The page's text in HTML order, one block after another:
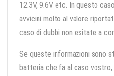
12.3V, 9.6V etc. In questo
avvicini molto al valore
caso di dubbi non esitate a
Se queste informazioni sono
batteria che fa al caso